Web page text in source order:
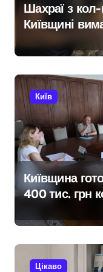
Шахраї з кол-
Київщині
понад 12 млн
розгляди
Київ
Київщина
400 тис. грн
підприємств
Цікаво